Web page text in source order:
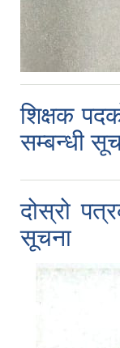
शिक्षक
सम्बन्धी
दोस्रो
सूचना